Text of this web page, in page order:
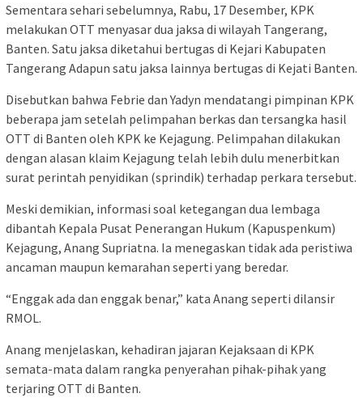
Sementara sehari sebelumnya, Rabu, 17 Desember, KPK
melakukan OTT menyasar dua jaksa di wilayah Tangerang,
Banten. Satu jaksa diketahui bertugas di Kejari Kabupaten
Tangerang Adapun satu jaksa lainnya bertugas di Kejati Banten.
Disebutkan bahwa Febrie dan Yadyn mendatangi pimpinan KPK
beberapa jam setelah pelimpahan berkas dan tersangka hasil
OTT di Banten oleh KPK ke Kejagung. Pelimpahan dilakukan
dengan alasan klaim Kejagung telah lebih dulu menerbitkan
surat perintah penyidikan (sprindik) terhadap perkara tersebut.
Meski demikian, informasi soal ketegangan dua lembaga
dibantah Kepala Pusat Penerangan Hukum (Kapuspenkum)
Kejagung, Anang Supriatna. Ia menegaskan tidak ada peristiwa
ancaman maupun kemarahan seperti yang beredar.
“Enggak ada dan enggak benar,” kata Anang seperti dilansir
RMOL.
Anang menjelaskan, kehadiran jajaran Kejaksaan di KPK
semata-mata dalam rangka penyerahan pihak-pihak yang
terjaring OTT di Banten.